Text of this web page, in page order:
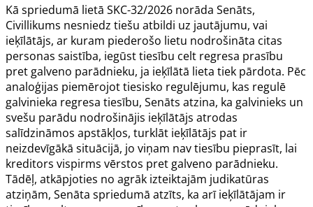
Kā spriedumā lietā SKC-32/2026 norāda Senāts,
Civillikums nesniedz tiešu atbildi uz jautājumu, vai
ieķīlātājs, ar kuram piederošo lietu nodrošināta citas
personas saistība, iegūst tiesību celt regresa prasību
pret galveno parādnieku, ja ieķīlātā lieta tiek pārdota. Pēc
analoģijas piemērojot tiesisko regulējumu, kas regulē
galvinieka regresa tiesību, Senāts atzina, ka galvinieks un
svešu parādu nodrošinājis ieķīlātājs atrodas
salīdzināmos apstākļos, turklāt ieķīlātājs pat ir
neizdevīgākā situācijā, jo viņam nav tiesību pieprasīt, lai
kreditors vispirms vērstos pret galveno parādnieku.
Tādēļ, atkāpjoties no agrāk izteiktajām judikatūras
atziņām, Senāta spriedumā atzīts, ka arī ieķīlātājam ir